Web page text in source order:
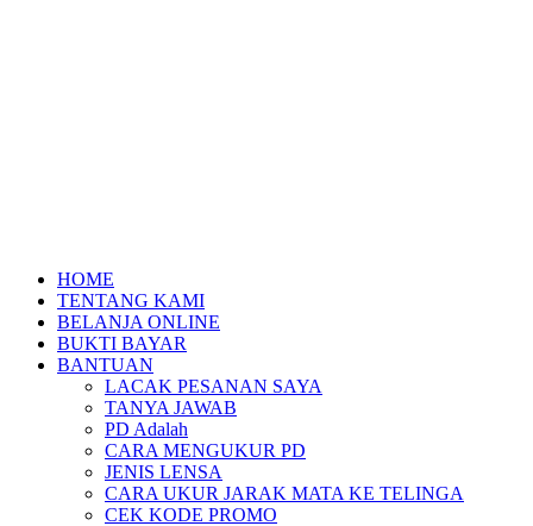
HOME
TENTANG KAMI
BELANJA ONLINE
BUKTI BAYAR
BANTUAN
LACAK PESANAN SAYA
TANYA JAWAB
PD Adalah
CARA MENGUKUR PD
JENIS LENSA
CARA UKUR JARAK MATA KE TELINGA
CEK KODE PROMO